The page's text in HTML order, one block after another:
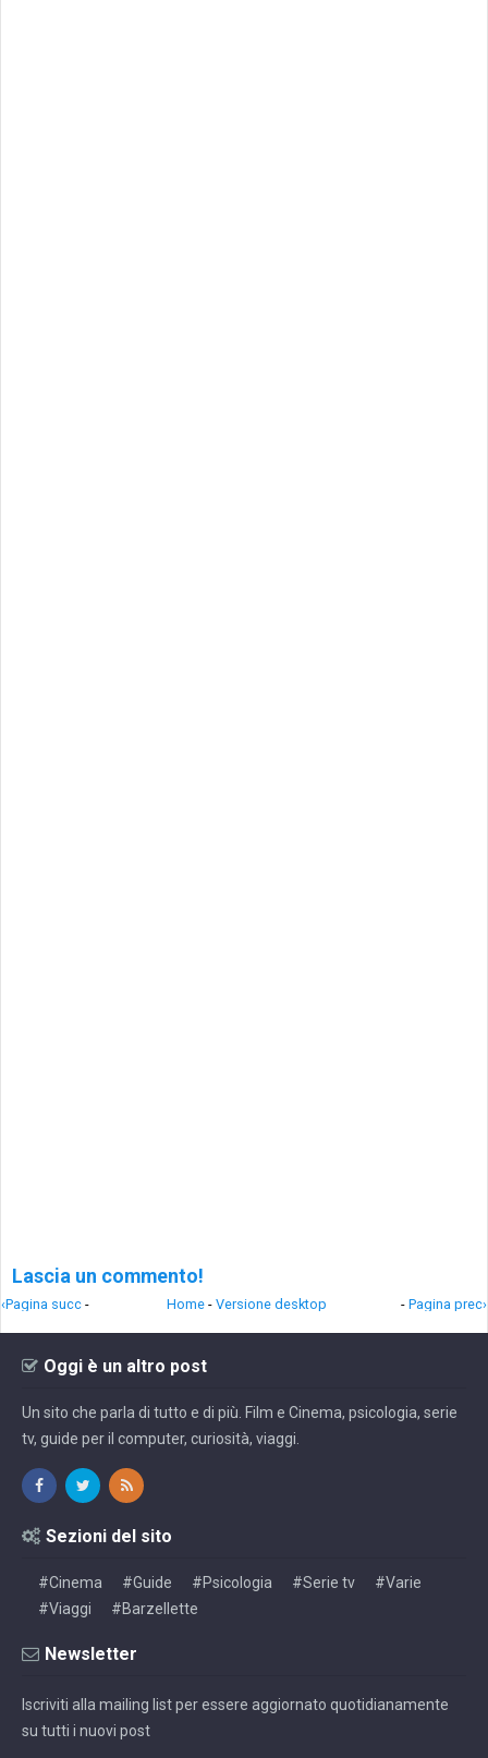
Lascia un commento!
‹Pagina succ - - Pagina prec›
Home - Versione desktop
Oggi è un altro post
Un sito che parla di tutto e di più. Film e Cinema, psicologia, serie
tv, guide per il computer, curiosità, viaggi.
Sezioni del sito
#Cinema #Guide #Psicologia #Serie tv
#Varie
#Viaggi
#Barzellette
Newsletter
Iscriviti alla mailing list per essere aggiornato quotidianamente
su tutti i nuovi post